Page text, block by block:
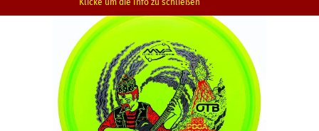
Klicke um die Info zu schließen